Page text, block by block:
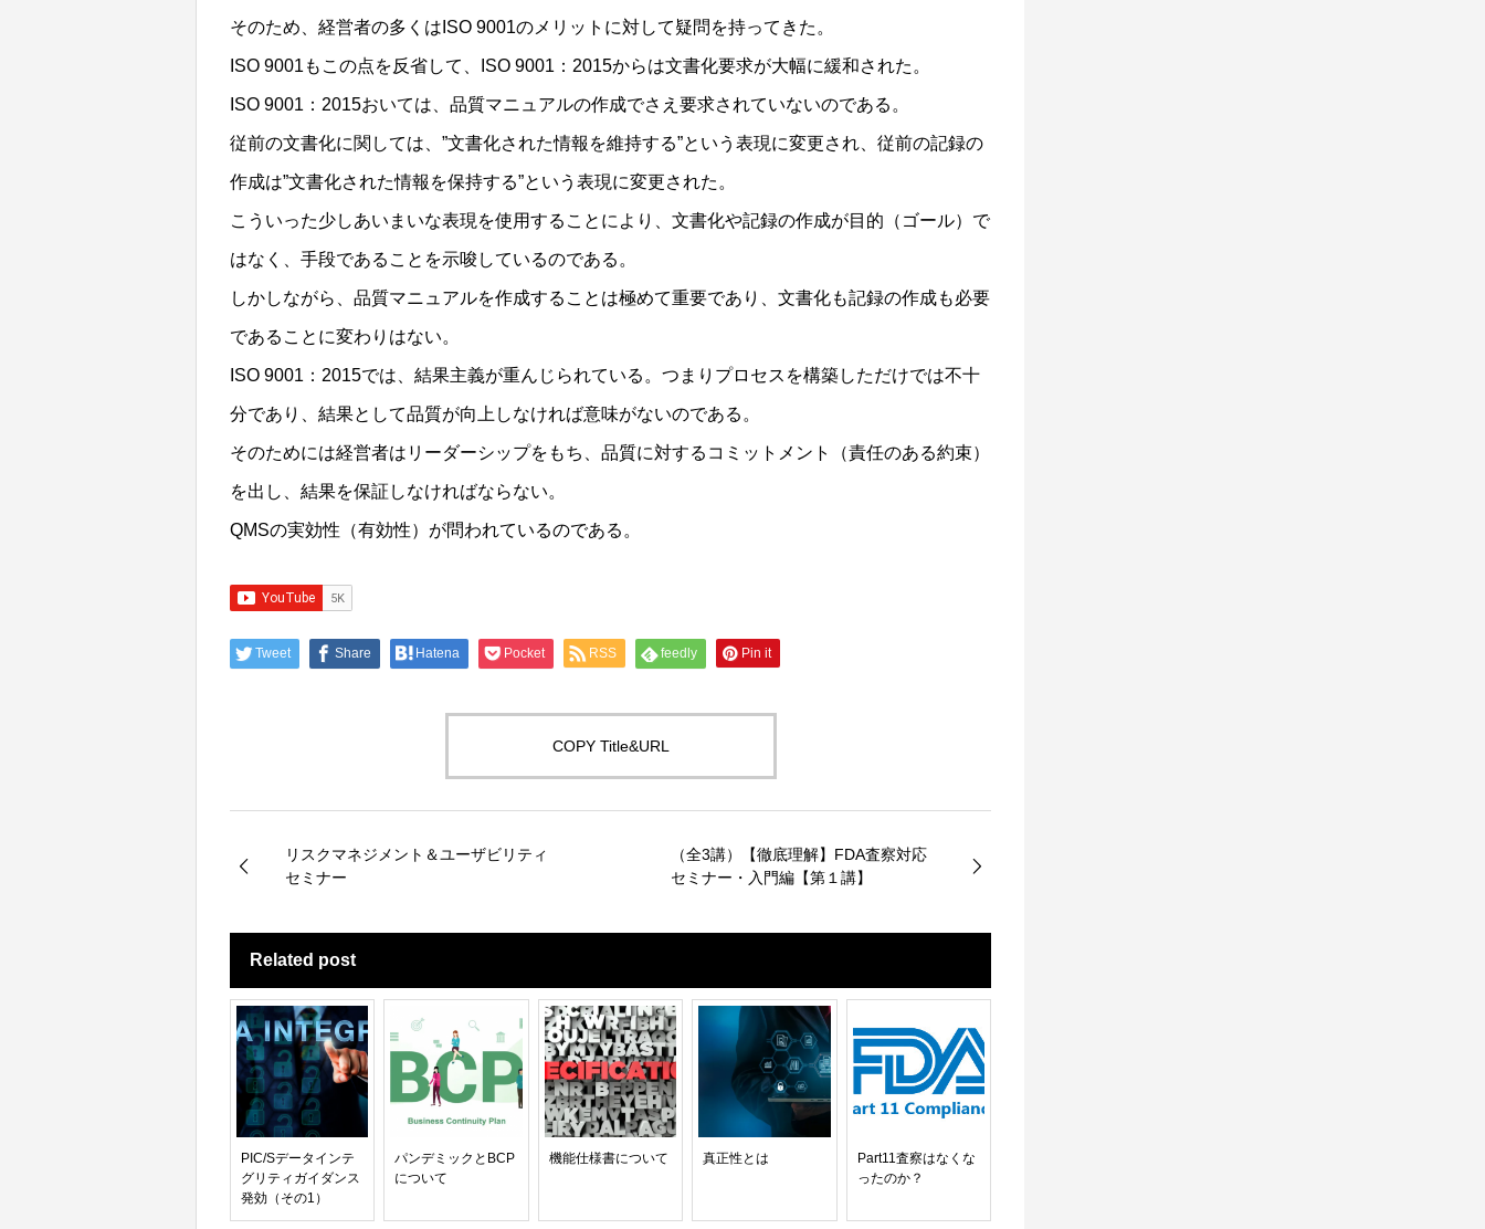
そのため、経営者の多くはISO 9001のメリットに対して疑問を持ってきた。
ISO 9001もこの点を反省して、ISO 9001：2015からは文書化要求が大幅に緩和された。
ISO 9001：2015おいては、品質マニュアルの作成でさえ要求されていないのである。
従前の文書化に関しては、”文書化された情報を維持する”という表現に変更され、従前の記録の
作成は”文書化された情報を保持する”という表現に変更された。
こういった少しあいまいな表現を使用することにより、文書化や記録の作成が目的（ゴール）で
はなく、手段であることを示唆しているのである。
しかしながら、品質マニュアルを作成することは極めて重要であり、文書化も記録の作成も必要
であることに変わりはない。
ISO 9001：2015では、結果主義が重んじられている。つまりプロセスを構築しただけでは不十
分であり、結果として品質が向上しなければ意味がないのである。
そのためには経営者はリーダーシップをもち、品質に対するコミットメント（責任のある約束）
を出し、結果を保証しなければならない。
QMSの実効性（有効性）が問われているのである。
Tweet Share Hatena Pocket RSS feedly Pin it
COPY Title&URL
リスクマネジメント＆ユーザビリティ
セミナー
（全3講）【徹底理解】FDA査察対応
セミナー・入門編【第１講】
Related post
PIC/Sデータインテ
グリティガイダンス
発効（その1）
パンデミックとBCP
について
機能仕様書について 真正性とは
Part11査察はなくな
ったのか？